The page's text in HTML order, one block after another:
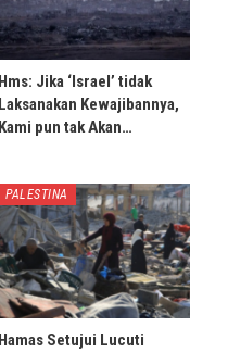
Hms: Jika ‘Israel’ tidak
Laksanakan Kewajibannya,
Kami pun tak Akan…
PALESTINA
Hamas Setujui Lucuti